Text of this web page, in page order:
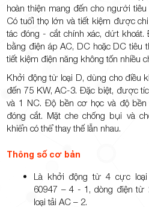
hoàn thiện mang đến cho người
Có tuổi thọ lớn và tiết kiệm được
tác đóng - cắt chính xác, dứt khoát.
bằng điện áp AC, DC hoặc DC tiêu
tiết kiệm điện năng không tốn nhiều
Khởi động từ loại D, dùng cho điều
đến 75 KW, AC-3. Đặc biệt, được
và 1 NC. Độ bền cơ học và độ
đóng cắt. Mặt che chống bụi và
khiển có thể thay thế lẫn nhau.
Thông số cơ bản
Là khởi động từ 4 cực
60947 – 4 - 1, dòng điện từ
loại tải AC – 2.